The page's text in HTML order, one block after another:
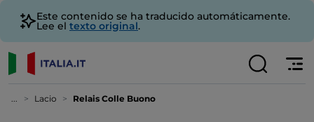
Este contenido se ha traducido automáticamente.
Lee el texto original.
... Lacio Relais Colle Buono